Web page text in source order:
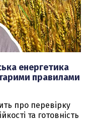
енергетика
правилами
про перевірку
та готовність